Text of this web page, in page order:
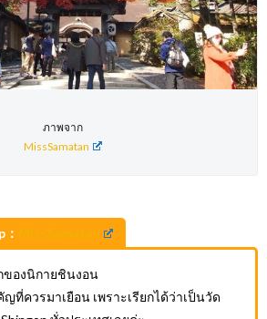
ภาพจาก
MissSamatan
ของนิกายชินงอน
ที่ควรมาเยือน เพราะเรียกได้ว่าเป็นวัด